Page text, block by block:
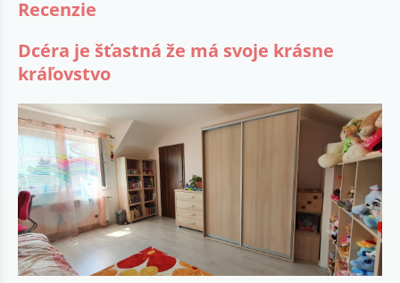
Recenzie
Dcéra je šťastná že má svoje krásne
kráľovstvo